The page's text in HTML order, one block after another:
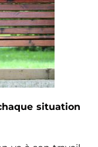
situation